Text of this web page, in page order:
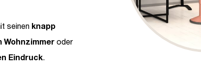
seinenknapp
Wohnzimmeroder
Eindruck.